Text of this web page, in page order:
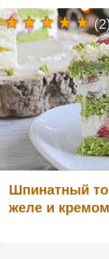
Шпинатный
желе и